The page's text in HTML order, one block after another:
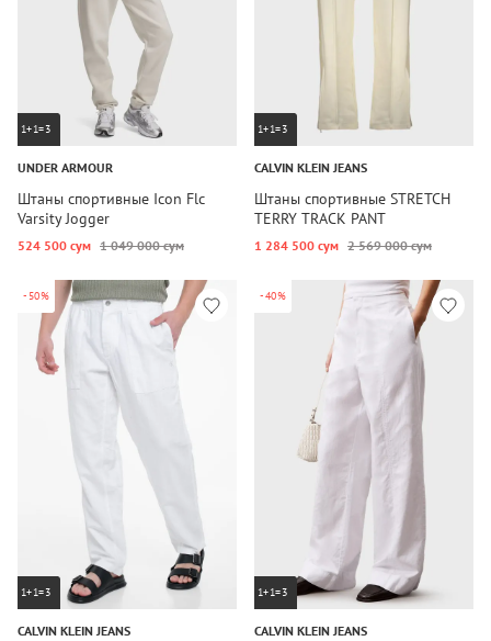
1+1=3
UNDER ARMOUR
Штаны спортивные Icon Flc
Varsity Jogger
524 500 сум 1 049 000 сум
1+1=3
CALVIN KLEIN JEANS
Штаны спортивные STRETCH
TERRY TRACK PANT
1 284 500 сум 2 569 000 сум
-50%
1+1=3
CALVIN KLEIN JEANS
-40%
1+1=3
CALVIN KLEIN JEANS